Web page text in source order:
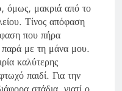
όμως, μακριά από το
Τίνος απόφαση
που πήρα
με τη μάνα μου.
καλύτερης
παιδί. Για την